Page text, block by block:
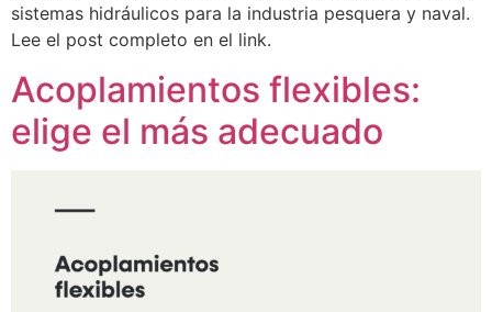
sistemas hidráulicos para la industria pesquera y naval.
Lee el post completo en el link.
Acoplamientos flexibles:
elige el más adecuado